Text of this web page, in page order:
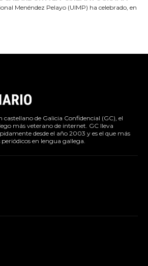
Menéndez Pelayo (UIMP) ha celebrado, en
castellano de Galicia Confidencial (GC), el
más veterano de internet. GC lleva
desde el año 2003 y es el que más
en lengua gallega.